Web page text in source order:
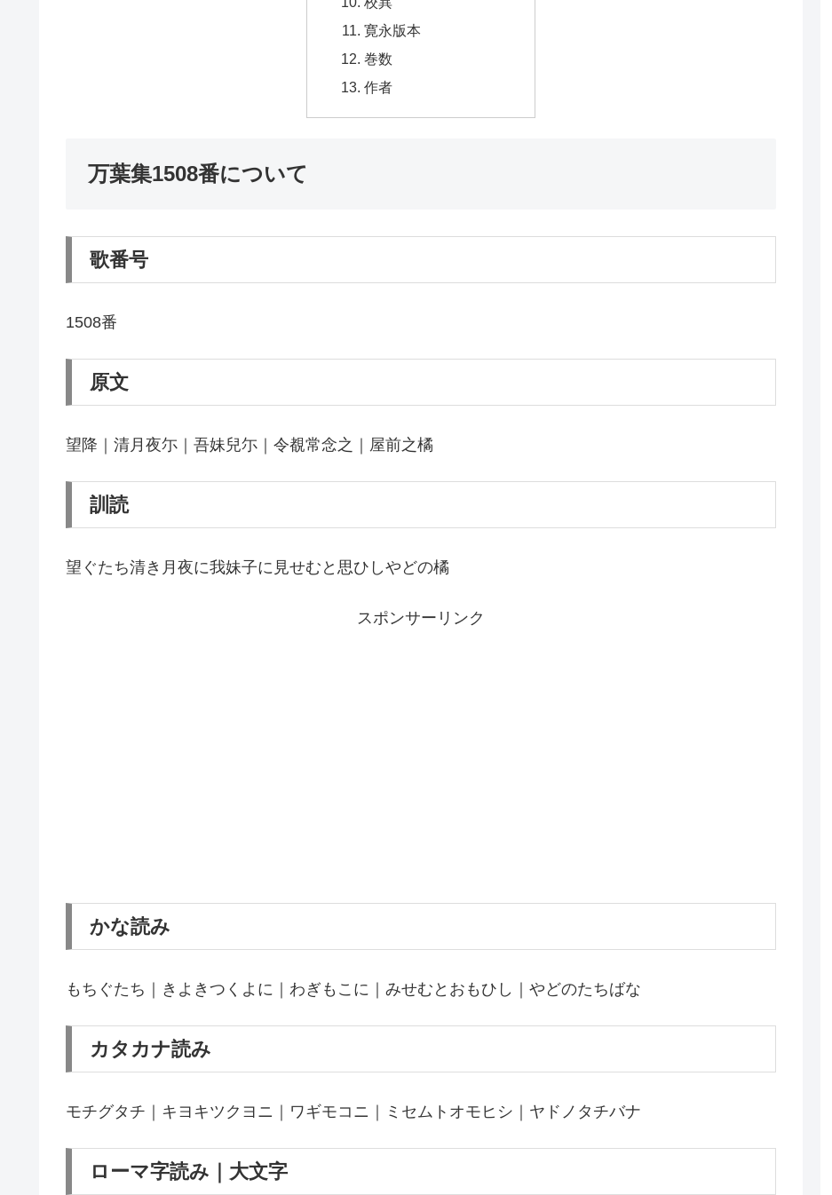
寛永版本
巻数
作者
万葉集1508番について
歌番号
1508番
原文
望降｜清月夜尓｜吾妹兒尓｜令覩常念之｜屋前之橘
訓読
望ぐたち清き月夜に我妹子に見せむと思ひしやどの橘
スポンサーリンク
かな読み
もちぐたち｜きよきつくよに｜わぎもこに｜みせむとおもひし｜やどのたちばな
カタカナ読み
モチグタチ｜キヨキツクヨニ｜ワギモコニ｜ミセムトオモヒシ｜ヤドノタチバナ
ローマ字読み｜大文字